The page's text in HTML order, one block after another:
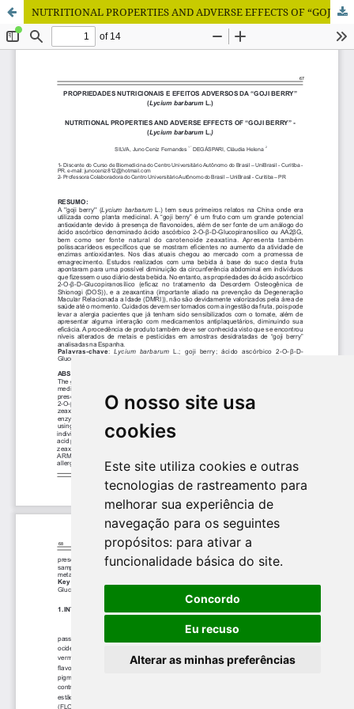
O nosso site usa
cookies
Este site utiliza cookies e outras
tecnologias de rastreamento para
melhorar sua experiência de
navegação para os seguintes
propósitos: para ativar a
funcionalidade básica do site.
Concordo
Eu recuso
Alterar as minhas preferências
NUTRITIONAL PROPERTIES AND ADVERSE EFFECTS OF “GOJI BERRY” - (Lycium barbarum L.)